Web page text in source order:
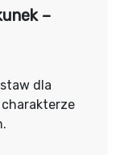
–
dla